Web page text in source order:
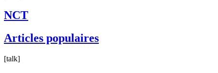
NCT
Articles populaires
[talk]